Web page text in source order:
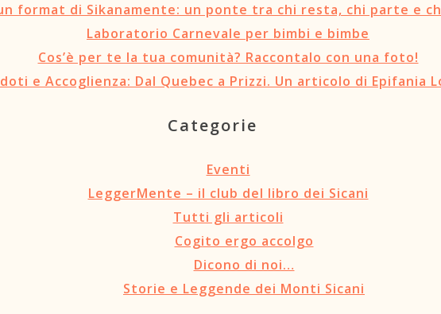
format di Sikanamente: un ponte tra chi resta, chi parte e
Laboratorio Carnevale per bimbi e bimbe
Cos’è per te la tua comunità? Raccontalo con una foto!
e Accoglienza: Dal Quebec a Prizzi. Un articolo di Epifania
Categorie
Eventi
LeggerMente – il club del libro dei Sicani
Tutti gli articoli
Cogito ergo accolgo
Dicono di noi…
Storie e Leggende dei Monti Sicani